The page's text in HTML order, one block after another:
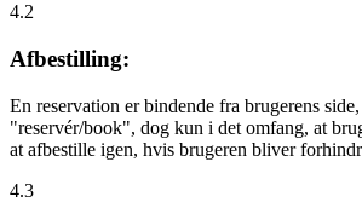
4.2
Afbestilling:
En reservation er bindende fra brugerens
"reservér/book", dog kun i det omfang, at
at afbestille igen, hvis brugeren bliver
4.3